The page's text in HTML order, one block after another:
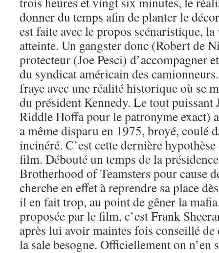
donner du temps afin de planter le
est faite avec le propos scénaristique,
atteinte. Un gangster donc (Robert de
protecteur (Joe Pesci) d’accompagner
du syndicat américain des
fraye avec une réalité historique où se
du président Kennedy. Le tout puissant
Riddle Hoffa pour le patronyme exact)
a même disparu en 1975, broyé, coulé
incinéré. C’est cette dernière
film. Débouté un temps de la
Brotherhood of Teamsters pour cause
cherche en effet à reprendre sa place
il en fait trop, au point de gêner la
proposée par le film, c’est Frank
après lui avoir maintes fois conseillé
la sale besogne. Officiellement on